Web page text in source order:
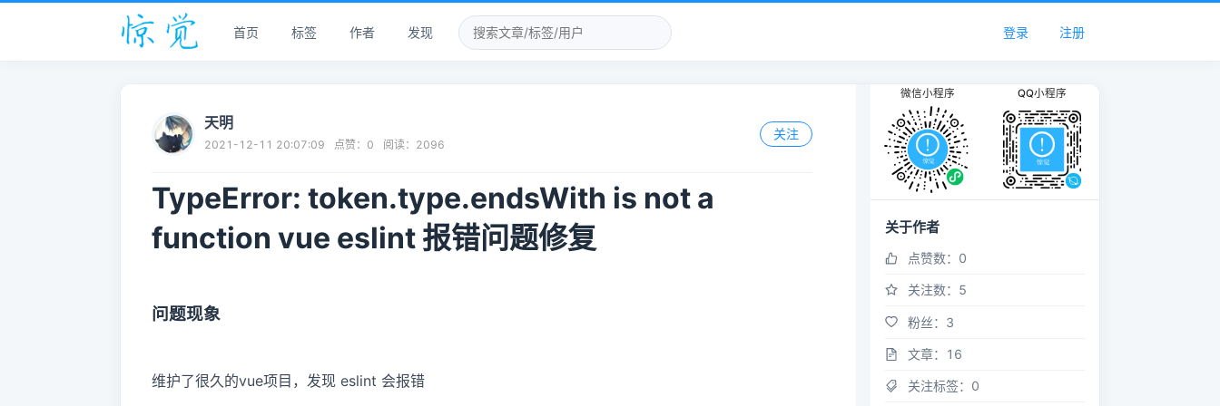
首页 标签 作者 发现 登录 注册
天明
2021-12-11 20:07:09 点赞： 0 阅读： 2096
关注
TypeError: token.type.endsWith is not a
function vue eslint 报错问题修复
问题现象
维护了很久的vue项目，发现 eslint 会报错
微信小程序 QQ小程序
关于作者
点赞数： 0
关注数： 5
粉丝： 3
文章： 16
关注标签： 0